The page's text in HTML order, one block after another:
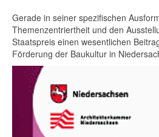
Gerade in seiner spezifischen
Themenzentriertheit und den
Staatspreis einen wesentlichen
Förderung der Baukultur in